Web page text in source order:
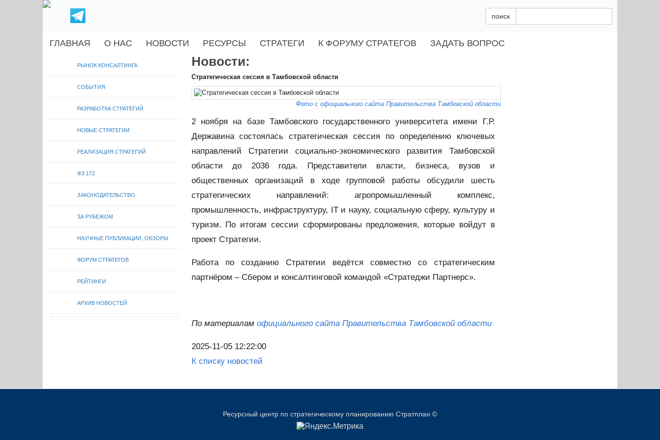
поиск
ГЛАВНАЯ О НАС НОВОСТИ РЕСУРСЫ СТРАТЕГИ К ФОРУМУ СТРАТЕГОВ ЗАДАТЬ ВОПРОС
РЫНОК КОНСАЛТИНГА
СОБЫТИЯ
РАЗРАБОТКА СТРАТЕГИЙ
НОВЫЕ СТРАТЕГИИ
РЕАЛИЗАЦИЯ СТРАТЕГИЙ
ФЗ 172
ЗАКОНОДАТЕЛЬСТВО
ЗА РУБЕЖОМ
НАУЧНЫЕ ПУБЛИКАЦИИ, ОБЗОРЫ
ФОРУМ СТРАТЕГОВ
РЕЙТИНГИ
АРХИВ НОВОСТЕЙ
Новости:
Стратегическая сессия в Тамбовской области
Фото с официального сайта Правительства Тамбовской области
2 ноября на базе Тамбовского государственного университета имени Г.Р.
Державина состоялась стратегическая сессия по определению ключевых
направлений Стратегии социально-экономического развития Тамбовской
области до 2036 года. Представители власти, бизнеса, вузов и
общественных организаций в ходе групповой работы обсудили шесть
стратегических направлений: агропромышленный комплекс,
промышленность, инфраструктуру, IT и науку, социальную сферу, культуру и
туризм. По итогам сессии сформированы предложения, которые войдут в
проект Стратегии.
Работа по созданию Стратегии ведётся совместно со стратегическим
партнёром – Сбером и консалтинговой командой «Стратеджи Партнерс».
По материалам официального сайта Правительства Тамбовской области
2025-11-05 12:22:00
К списку новостей
Ресурсный центр по стратегическому планированию Стратплан ©